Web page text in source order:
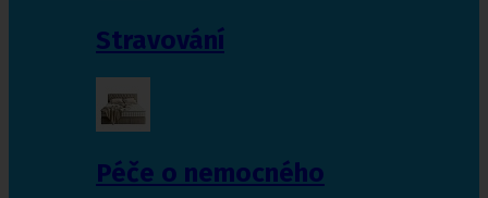
Stravování
Péče o nemocného